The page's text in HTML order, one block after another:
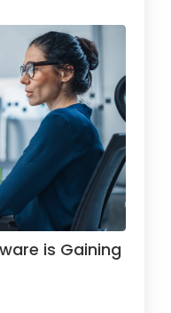
is Gaining